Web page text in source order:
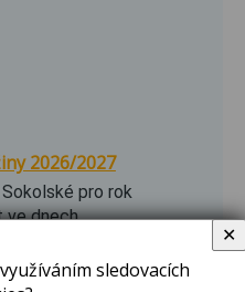
2026/2027
pro rok
ve dnech
přízemí školy.sledovacích
✕